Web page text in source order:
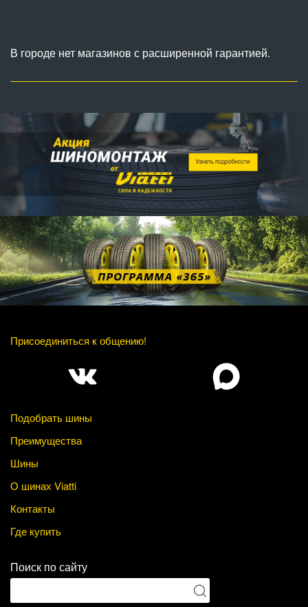
В городе нет магазинов с расширенной гарантией.
Присоединиться к общению!
Подобрать шины
Преимущества
Шины
О шинах Viatti
Контакты
Где купить
Поиск по сайту